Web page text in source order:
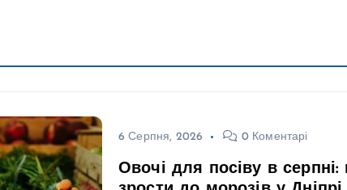
6 Серпня, 2026 0 Коментарі
Овочі для посіву в серпні: